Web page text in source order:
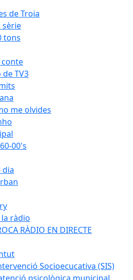
de Troia
sèrie
tons
conte
TV3
me olvides
00's
dia
ràdio
RÀDIO EN DIRECTE
Socioecucativa (SIS)